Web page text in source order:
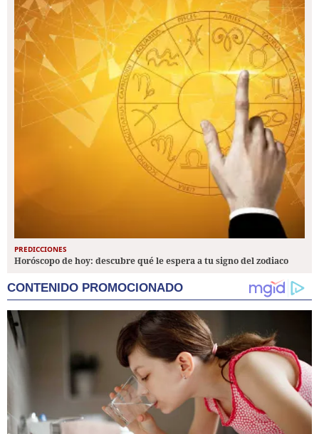
PREDICCIONES
Horóscopo de hoy: descubre qué le espera a tu signo del zodiaco
CONTENIDO PROMOCIONADO